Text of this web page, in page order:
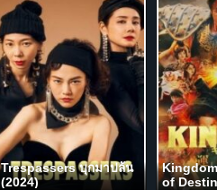
Trespassers บุกมาปล้น
(2024)
of